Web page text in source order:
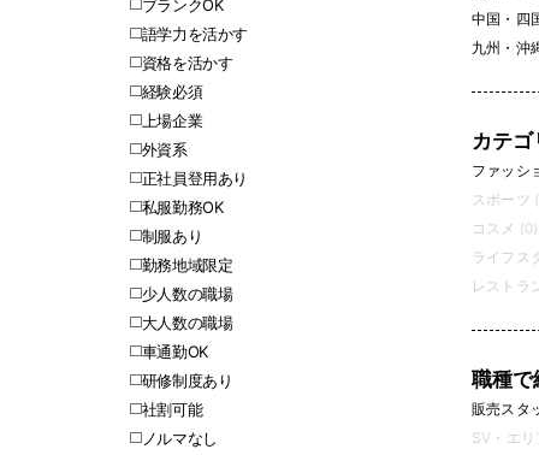
ブランクOK
語学力を活かす
資格を活かす
経験必須
上場企業
外資系
正社員登用あり
私服勤務OK
制服あり
勤務地域限定
少人数の職場
大人数の職場
車通勤OK
研修制度あり
社割可能
ノルマなし
中国・四
九州・沖
カテ
ファッシ
スポーツ
コスメ (0)
ライフス
レストラ
職種で
販売スタ
SV・エ